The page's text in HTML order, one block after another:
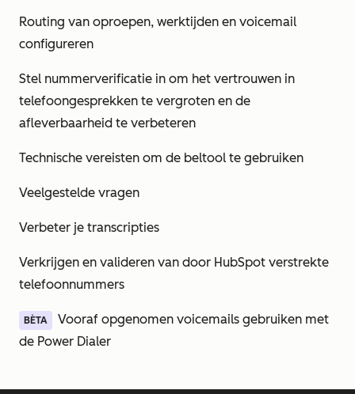
Routing van oproepen, werktijden en voicemail
configureren
Stel nummerverificatie in om het vertrouwen in
telefoongesprekken te vergroten en de
afleverbaarheid te verbeteren
Technische vereisten om de beltool te gebruiken
Veelgestelde vragen
Verbeter je transcripties
Verkrijgen en valideren van door HubSpot verstrekte
telefoonnummers
BÈTA
Vooraf opgenomen voicemails gebruiken met
de Power Dialer